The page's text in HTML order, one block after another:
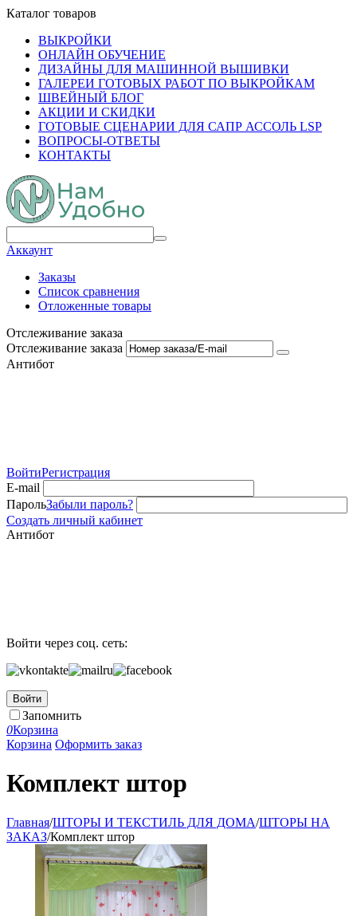
Каталог товаров
ВЫКРОЙКИ
ОНЛАЙН ОБУЧЕНИЕ
ДИЗАЙНЫ ДЛЯ МАШИННОЙ ВЫШИВКИ
ГАЛЕРЕИ ГОТОВЫХ РАБОТ ПО ВЫКРОЙКАМ
ШВЕЙНЫЙ БЛОГ
АКЦИИ И СКИДКИ
ГОТОВЫЕ СЦЕНАРИИ ДЛЯ САПР АССОЛЬ LSP
ВОПРОСЫ-ОТВЕТЫ
КОНТАКТЫ
Аккаунт
Заказы
Список сравнения
Отложенные товары
Отслеживание заказа
Отслеживание заказа
Антибот
ВойтиРегистрация
E-mail
ПарольЗабыли пароль?
Создать личный кабинет
Антибот
Войти через соц. сеть:
Войти
Запомнить
0Корзина
Корзина Оформить заказ
Комплект штор
Главная/ШТОРЫ И ТЕКСТИЛЬ ДЛЯ ДОМА/ШТОРЫ НА
ЗАКАЗ/Комплект штор